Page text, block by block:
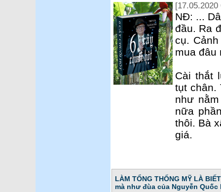
[17.05.2020
NĐ: ...
đầu. Ra
cụ.
mua đâu
Cài thắt
tụt chân.
như
nữa
thôi. Bà
giá.
LÀM TỔNG THỐNG MỸ LÀ
mà như đùa của Nguyễn Quốc